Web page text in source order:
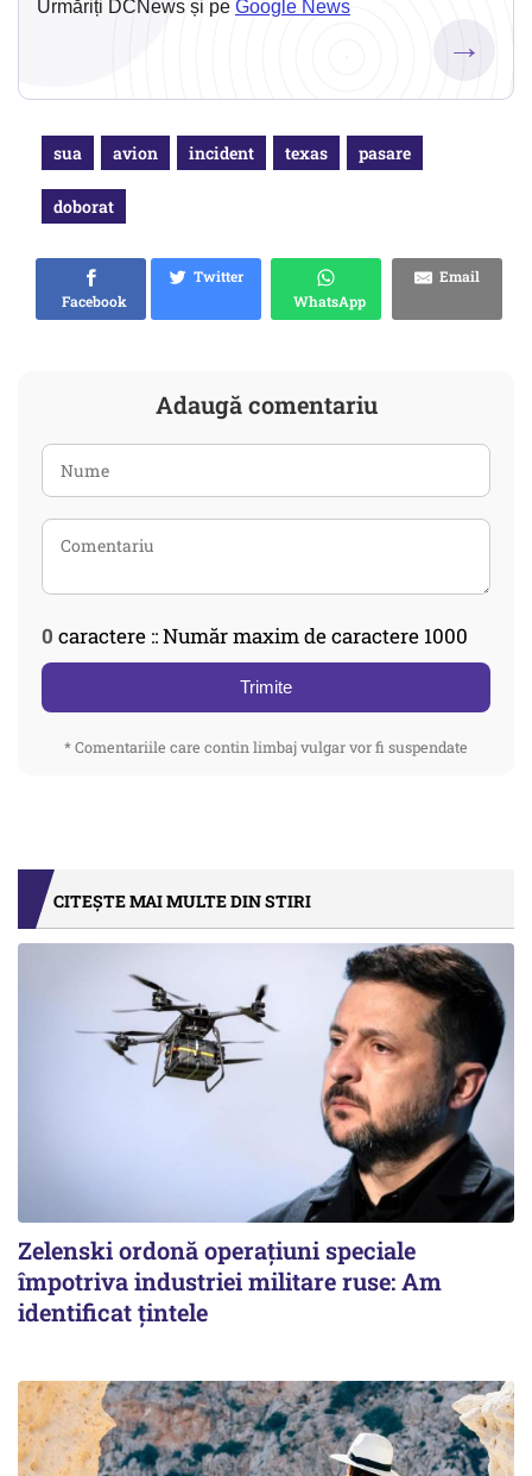
Urmăriți DCNews și pe Google News
→
sua avion incident texas pasare
doborat
Facebook
Twitter
WhatsApp
Email
Adaugă comentariu
0 caractere :: Număr maxim de caractere 1000
Trimite
* Comentariile care contin limbaj vulgar vor fi suspendate
CITEȘTE MAI MULTE DIN STIRI
Zelenski ordonă operațiuni speciale
împotriva industriei militare ruse: Am
identificat țintele